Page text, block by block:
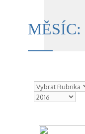
MĚSÍC:
Rubriky
Archivy